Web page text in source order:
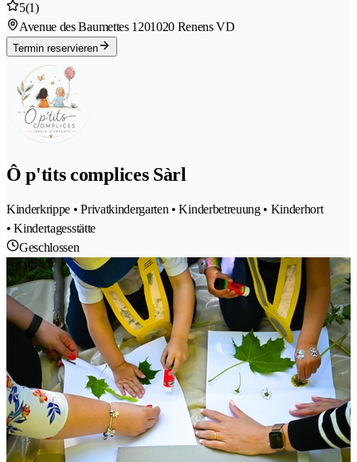
5(1)
Avenue des Baumettes 1201020 Renens VD
Termin reservieren
Ô p'tits complices Sàrl
Kinderkrippe • Privatkindergarten • Kinderbetreuung • Kinderhort
• Kindertagesstätte
Geschlossen